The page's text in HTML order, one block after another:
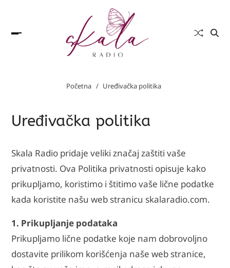
Početna Uređivačka politika
Uređivačka politika
Skala Radio pridaje veliki značaj zaštiti vaše
privatnosti. Ova Politika privatnosti opisuje kako
prikupljamo, koristimo i štitimo vaše lične podatke
kada koristite našu web stranicu skalaradio.com.
1. Prikupljanje podataka
Prikupljamo lične podatke koje nam dobrovoljno
dostavite prilikom korišćenja naše web stranice,